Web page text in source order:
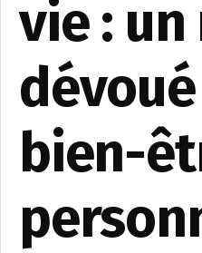
vie :
bien-